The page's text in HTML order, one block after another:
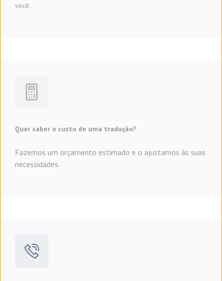
você.
Quer saber o custo de uma tradução?
Fazemos um orçamento estimado e o ajustamos às suas
necessidades.